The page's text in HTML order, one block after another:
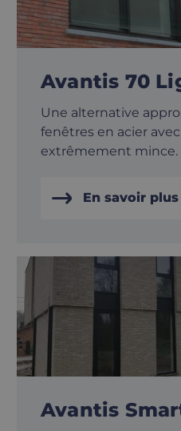
Avantis 70
Une alternative
fenêtres en acier
extrêmement mince.
En savoir plus
Avantis